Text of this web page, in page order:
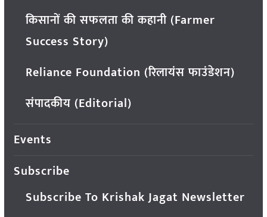
किसानों की सफलता की कहानी (Farmer
Success Story)
Reliance Foundation (रिलायंस फाउंडेशन)
संपादकीय (Editorial)
Events
Subscribe
Subscribe To Krishak Jagat Newsletter